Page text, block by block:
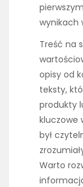
wynikach
Treść na
opisy od
teksty,
produkty
kluczowe
był
Warto